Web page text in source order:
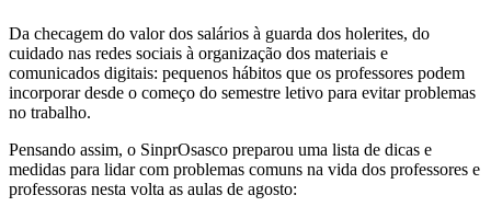
Da checagem do valor dos salários à guarda dos holerites, do
cuidado nas redes sociais à organização dos materiais e
comunicados digitais: pequenos hábitos que os professores podem
incorporar desde o começo do semestre letivo para evitar problemas
no trabalho.
Pensando assim, o SinprOsasco preparou uma lista de dicas e
medidas para lidar com problemas comuns na vida dos professores e
professoras nesta volta as aulas de agosto: